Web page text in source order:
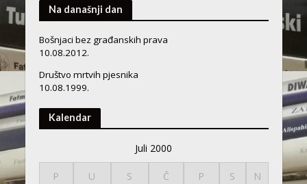
Na današnji dan
Bošnjaci bez građanskih prava
10.08.2012.
Društvo mrtvih pjesnika
10.08.1999.
Kalendar
Juli 2000
P U S Č P S N